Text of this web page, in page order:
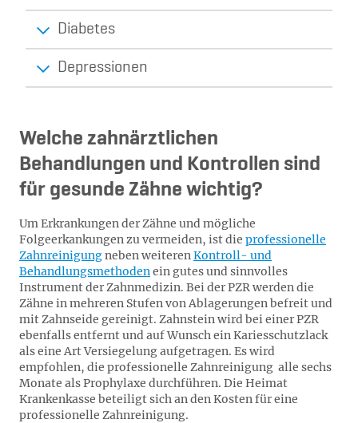
Diabetes
Depressionen
Welche zahnärztlichen
Behandlungen und Kontrollen sind
für gesunde Zähne wichtig?
Um Erkrankungen der Zähne und mögliche
Folgeerkankungen zu vermeiden, ist die professionelle
Zahnreinigungneben weiteren Kontroll- und
Behandlungsmethoden ein gutes und sinnvolles
Instrument der Zahnmedizin. Bei der PZR werden die
Zähne in mehreren Stufen von Ablagerungen befreit und
mit Zahnseide gereinigt. Zahnstein wird bei einer PZR
ebenfalls entfernt und auf Wunsch ein Kariesschutzlack
als eine Art Versiegelung aufgetragen. Es wird
empfohlen, die professionelle Zahnreinigung alle sechs
Monate als Prophylaxe durchführen. Die Heimat
Krankenkasse beteiligt sich an den Kosten für eine
professionelle Zahnreinigung.